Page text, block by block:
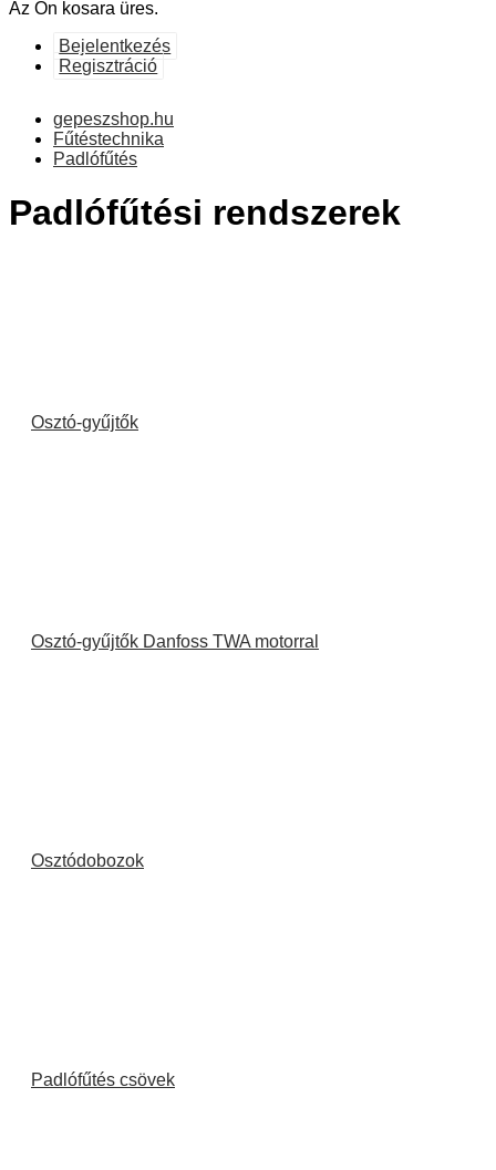
Az Ön kosara üres.
Bejelentkezés
Regisztráció
gepeszshop.hu
Fűtéstechnika
Padlófűtés
Padlófűtési rendszerek
Osztó-gyűjtők
Osztó-gyűjtők Danfoss TWA motorral
Osztódobozok
Padlófűtés csövek